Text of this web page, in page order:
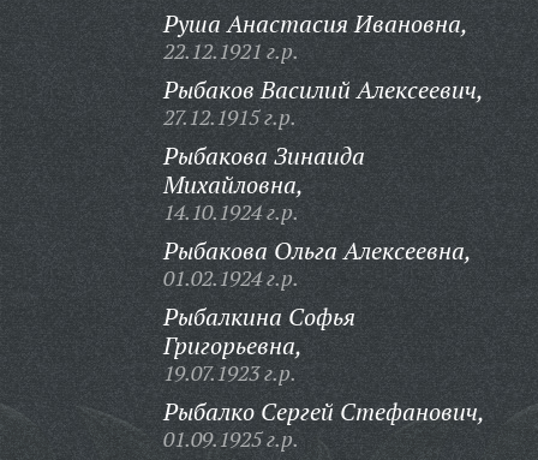
Руша Анастасия Ивановна,
22.12.1921 г.р.
Рыбаков Василий Алексеевич,
27.12.1915 г.р.
Рыбакова Зинаида
Михайловна,
14.10.1924 г.р.
Рыбакова Ольга Алексеевна,
01.02.1924 г.р.
Рыбалкина Софья
Григорьевна,
19.07.1923 г.р.
Рыбалко Сергей Стефанович,
01.09.1925 г.р.